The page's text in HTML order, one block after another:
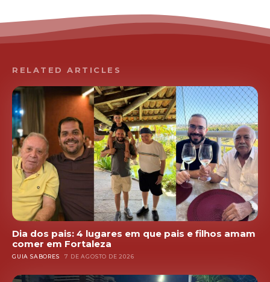
RELATED ARTICLES
Dia dos pais: 4 lugares em que pais e filhos amam
comer em Fortaleza
GUIA SABORES 7 DE AGOSTO DE 2026